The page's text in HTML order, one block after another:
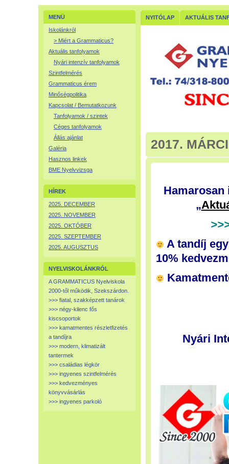
MENÜ
Iskolánkról
> Miért a Grammaticus?
Aktuális tanfolyamok
Nyári intenzív tanfolyamok
Szintfelmérés
Grammaticus érem
Minőségpolitika
Kapcsolat / Bemutatkozunk
Tanfolyamok / szintek
Céges tanfolyamok
Állás ajánlat
Galéria
Hasznos linkek
BME Nyelvvizsga
HÍREK
2025. DECEMBER
2025. NOVEMBER
2025. OKTÓBER
2025. SZEPTEMBER
2025. AUGUSZTUS
NYELVISKOLÁNKRÓL
A GRAMMATICUS Nyelviskola
2000-től működik, Szekszárdon.
>>> fiatal, szakképzett tanárok
>>> négy-kilenc fős
kiscsoportok
>>> kamatmentes részletfizetés
a tandíjra
>>> modern, klimatizált
tantermek
>>> családias légkör
>>> ingyenes szintfelmérés
>>> kedvezményes
könyvvásárlás
>>> ingyenes parkoló
NYITÓLAP AKTUÁLIS
2017.
Hamarosan
„
A tandíj
10%
Nyári